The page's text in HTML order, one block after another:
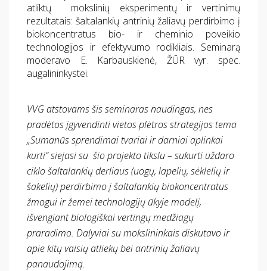
atliktų mokslinių eksperimentų ir vertinimų
rezultatais: šaltalankių antrinių žaliavų perdirbimo į
biokoncentratus bio- ir cheminio poveikio
technologijos ir efektyvumo rodikliais. Seminarą
moderavo E. Karbauskienė, ŽŪR vyr. spec.
augalininkystei.
VVG atstovams šis seminaras naudingas, nes
pradėtos įgyvendinti vietos plėtros strategijos tema
„Sumanūs sprendimai tvariai ir darniai aplinkai
kurti“ siejasi su šio projekto tikslu – sukurti uždaro
ciklo šaltalankių derliaus (uogų, lapelių, sėklelių ir
šakelių) perdirbimo į šaltalankių biokoncentratus
žmogui ir žemei technologijų ūkyje modelį,
išvengiant biologiškai vertingų medžiagų
praradimo. Dalyviai su mokslininkais diskutavo ir
apie kitų vaisių atliekų bei antrinių žaliavų
panaudojimą.